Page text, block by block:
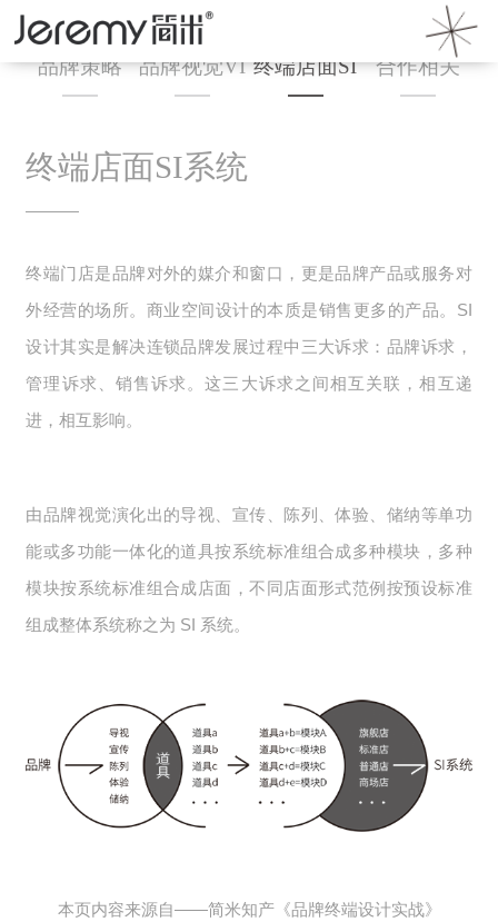
品牌策略 品牌视觉VI 终端店面SI 合作相关
终端店面SI系统
终端门店是品牌对外的媒介和窗口，更是品牌产品或服务对
外经营的场所。商业空间设计的本质是销售更多的产品。SI
设计其实是解决连锁品牌发展过程中三大诉求：品牌诉求，
管理诉求、销售诉求。这三大诉求之间相互关联，相互递
进，相互影响。
由品牌视觉演化出的导视、宣传、陈列、体验、储纳等单功
能或多功能一体化的道具按系统标准组合成多种模块，多种
模块按系统标准组合成店面，不同店面形式范例按预设标准
组成整体系统称之为 SI 系统。
本页内容来源自——简米知产《品牌终端设计实战》